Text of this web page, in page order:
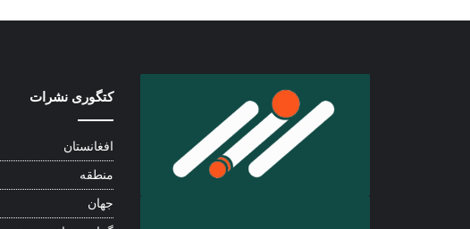
کتگوری نشرات
افغانستان
منطقه
جهان